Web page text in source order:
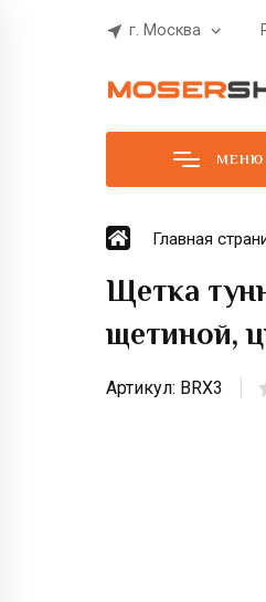
г. Москва
МЕНЮ
Главная
Щетка
щетиной,
Артикул: BRX3